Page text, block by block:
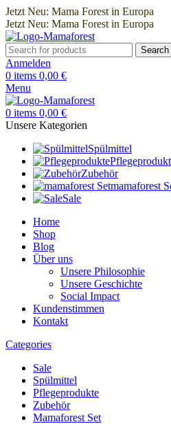
Jetzt Neu: Mama Forest in Europa
Jetzt Neu: Mama Forest in Europa
Search
Anmelden
0 items 0,00 €
Menu
0 items 0,00 €
Unsere Kategorien
Spülmittel
Zubehör
mamaforest
Sale
Home
Shop
Blog
Über uns
Unsere Philosophie
Unsere Geschichte
Social Impact
Kundenstimmen
Kontakt
Categories
Sale
Spülmittel
Pflegeprodukte
Zubehör
Mamaforest Set